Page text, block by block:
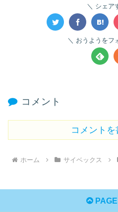
シェア
おうようをフ
コメント
コメント
ホーム サイベックス